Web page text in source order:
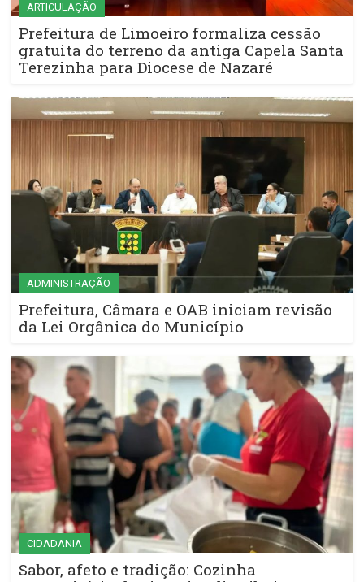
ARTICULAÇÃO
Prefeitura de Limoeiro formaliza cessão
gratuita do terreno da antiga Capela Santa
Terezinha para Diocese de Nazaré
ADMINISTRAÇÃO
Prefeitura, Câmara e OAB iniciam revisão
da Lei Orgânica do Município
CIDADANIA
Sabor, afeto e tradição: Cozinha